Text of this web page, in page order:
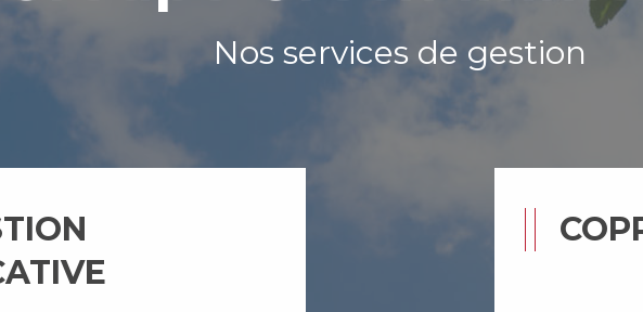
Nos services de gestion